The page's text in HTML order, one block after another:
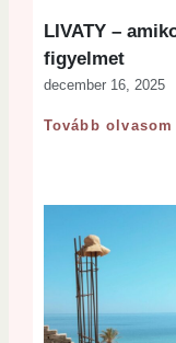
LIVATY –
figyelmet
december 16, 2025
Tovább olvasom